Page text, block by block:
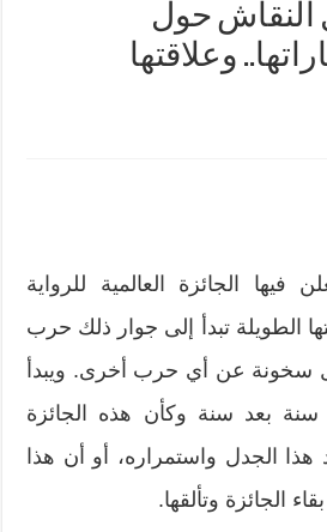
النقاش حول
وعلاقتها
فيها الجائزة العالمية للرواية
الطويلة تبدأ إلى جوار ذلك حرب
سخونة عن أي حرب أخرى. ويبدأ
بعد سنة وكأن هذه الجائزة
الجدل واستمراره، أو أن هذا
الجائزة وتألقها.